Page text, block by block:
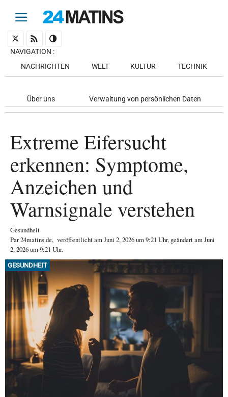
NAVIGATION :
NACHRICHTEN
WELT KULTUR TECHNIK
Über uns Verwaltung von persönlichen Daten
Extreme Eifersucht
erkennen: Symptome,
Anzeichen und
Warnsignale verstehen
Gesundheit
Par24matins.de, veröffentlicht amJuni 2, 2026um 9:21 Uhr, geändert am Juni
2, 2026 um 9:21 Uhr.
GESUNDHEIT